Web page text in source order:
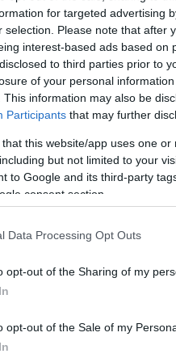
for targeted advertising
selection. Please note that after
interest-based ads based
to third parties prior to
of your personal
This information may also be
Participants that may further
that this website/app uses one
but not limited to your
to Google and its third-party
consent section.
Data Processing Opt Outs
opt-out of the Sharing of my
opt-out of the Sale of my
μια φωτογραφία
ευχήθηκε δημόσια!
αγάπη μου”! έγραψε,
τις ευχές του με